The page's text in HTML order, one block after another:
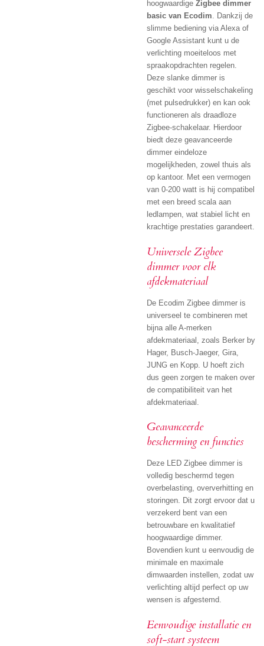
hoogwaardige Zigbee dimmer
basic van Ecodim. Dankzij de
slimme bediening via Alexa of
Google Assistant kunt u de
verlichting moeiteloos met
spraakopdrachten regelen.
Deze slanke dimmer is
geschikt voor wisselschakeling
(met pulsedrukker) en kan ook
functioneren als draadloze
Zigbee-schakelaar. Hierdoor
biedt deze geavanceerde
dimmer eindeloze
mogelijkheden, zowel thuis als
op kantoor. Met een vermogen
van 0-200 watt is hij compatibel
met een breed scala aan
ledlampen, wat stabiel licht en
krachtige prestaties garandeert.
Universele Zigbee
dimmer voor elk
afdekmateriaal
De Ecodim Zigbee dimmer is
universeel te combineren met
bijna alle A-merken
afdekmateriaal, zoals Berker by
Hager, Busch-Jaeger, Gira,
JUNG en Kopp. U hoeft zich
dus geen zorgen te maken over
de compatibiliteit van het
afdekmateriaal.
Geavanceerde
bescherming en functies
Deze LED Zigbee dimmer is
volledig beschermd tegen
overbelasting, oververhitting en
storingen. Dit zorgt ervoor dat u
verzekerd bent van een
betrouwbare en kwalitatief
hoogwaardige dimmer.
Bovendien kunt u eenvoudig de
minimale en maximale
dimwaarden instellen, zodat uw
verlichting altijd perfect op uw
wensen is afgestemd.
Eenvoudige installatie en
soft-start systeem